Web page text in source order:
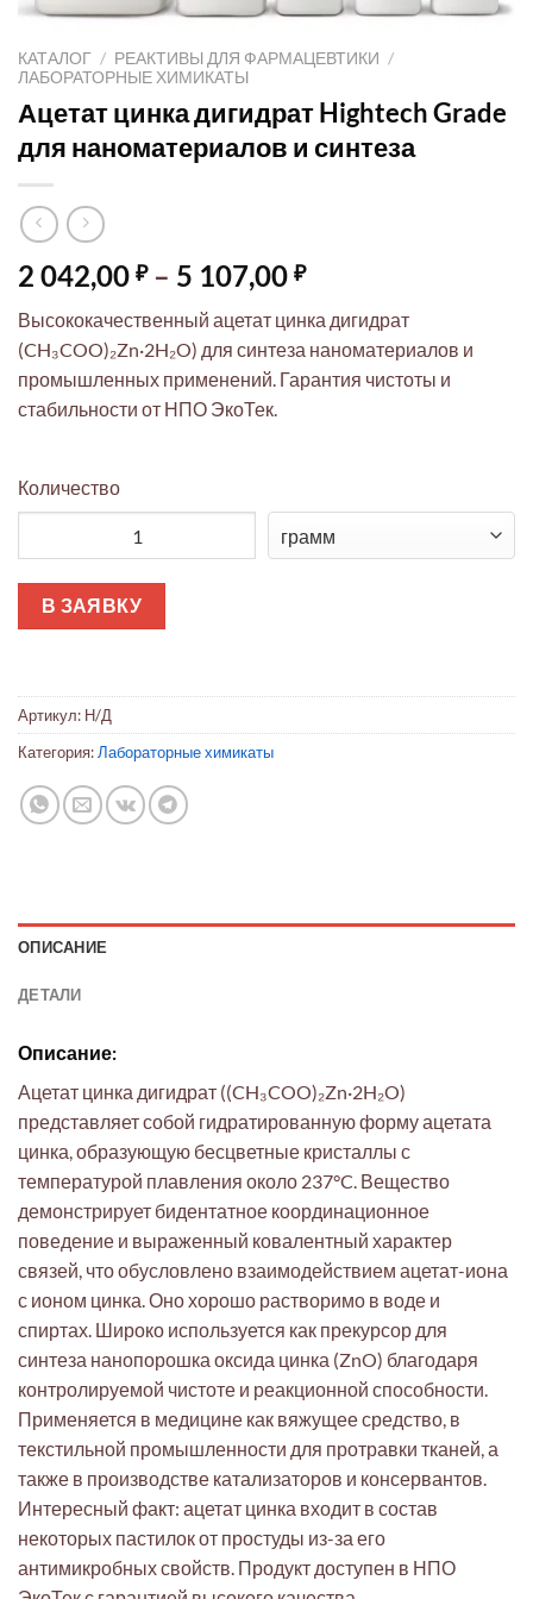
КАТАЛОГ / РЕАКТИВЫ ДЛЯ ФАРМАЦЕВТИКИ /
ЛАБОРАТОРНЫЕ ХИМИКАТЫ
Ацетат цинка дигидрат Hightech Grade
для наноматериалов и синтеза
2 042,00 ₽ – 5 107,00 ₽Диапазон
2
042,00 ₽
–
Высококачественный ацетат цинка дигидрат
(CH₃COO)₂Zn·2H₂O) для синтеза наноматериалов и
промышленных применений. Гарантия чистоты и
стабильности от НПО ЭкоТек.
Количество
В ЗАЯВКУ
Артикул: Н/Д
Категория:Лабораторные химикаты
ОПИСАНИЕ
ДЕТАЛИ
Описание:
Ацетат цинка дигидрат ((CH₃COO)₂Zn·2H₂O)
представляет собой гидратированную форму ацетата
цинка, образующую бесцветные кристаллы с
температурой плавления около 237°C. Вещество
демонстрирует бидентатное координационное
поведение и выраженный ковалентный характер
связей, что обусловлено взаимодействием ацетат-иона
с ионом цинка. Оно хорошо растворимо в воде и
спиртах. Широко используется как прекурсор для
синтеза нанопорошка оксида цинка (ZnO) благодаря
контролируемой чистоте и реакционной способности.
Применяется в медицине как вяжущее средство, в
текстильной промышленности для протравки тканей, а
также в производстве катализаторов и консервантов.
Интересный факт: ацетат цинка входит в состав
некоторых пастилок от простуды из-за его
антимикробных свойств. Продукт доступен в НПО